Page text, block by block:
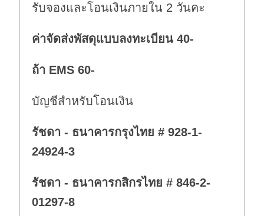
รับจองและโอนเงินภายใน 2 วันคะ
ค่าจัดส่งพัสดุแบบลงทะเบียน 40-
ถ้า EMS 60-
บัญชีสำหรับโอนเงิน
รัชดา - ธนาคารกรุงไทย # 928-1-
24924-3
รัชดา - ธนาคารกสิกรไทย # 846-2-
01297-8